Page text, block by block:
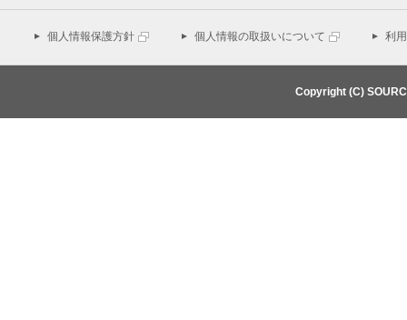
個人情報保護方針 個人情報の取扱いについて 利
Copyright (C)